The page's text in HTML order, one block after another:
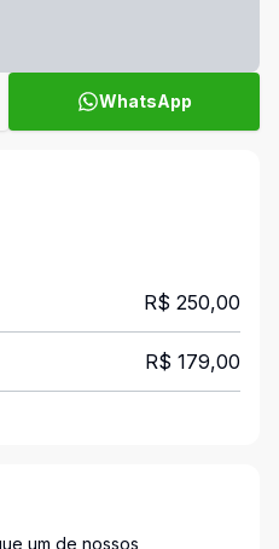
WhatsApp
R$ 250,00
R$ 179,00
um de nossos